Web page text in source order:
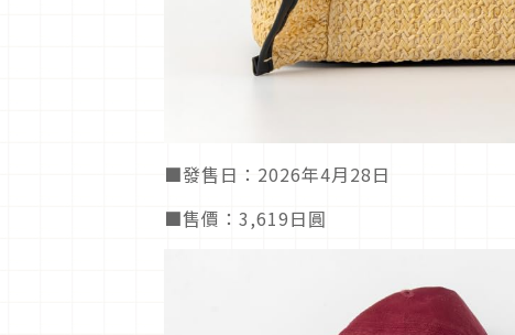
■發售日：2026年4月28日
■售價：3,619日圓